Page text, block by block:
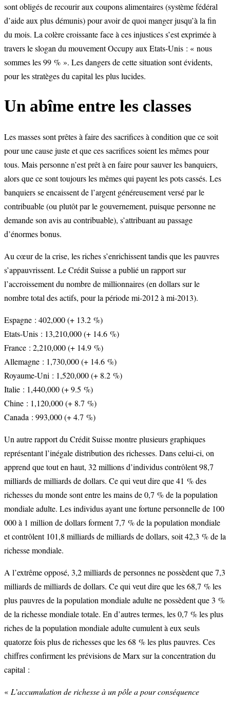
sont obligés de recourir aux coupons alimentaires (système fédéral
d’aide aux plus démunis) pour avoir de quoi manger jusqu’à la fin
du mois. La colère croissante face à ces injustices s’est exprimée à
travers le slogan du mouvement Occupy aux Etats-Unis : « nous
sommes les 99 % ». Les dangers de cette situation sont évidents,
pour les stratèges du capital les plus lucides.
Un abîme entre les classes
Les masses sont prêtes à faire des sacrifices à condition que ce soit
pour une cause juste et que ces sacrifices soient les mêmes pour
tous. Mais personne n’est prêt à en faire pour sauver les banquiers,
alors que ce sont toujours les mêmes qui payent les pots cassés. Les
banquiers se encaissent de l’argent généreusement versé par le
contribuable (ou plutôt par le gouvernement, puisque personne ne
demande son avis au contribuable), s’attribuant au passage
d’énormes bonus.
Au cœur de la crise, les riches s’enrichissent tandis que les pauvres
s’appauvrissent. Le Crédit Suisse a publié un rapport sur
l’accroissement du nombre de millionnaires (en dollars sur le
nombre total des actifs, pour la période mi-2012 à mi-2013).
Espagne : 402,000 (+ 13.2 %)
Etats-Unis : 13,210,000 (+ 14.6 %)
France : 2,210,000 (+ 14.9 %)
Allemagne : 1,730,000 (+ 14.6 %)
Royaume-Uni : 1,520,000 (+ 8.2 %)
Italie : 1,440,000 (+ 9.5 %)
Chine : 1,120,000 (+ 8.7 %)
Canada : 993,000 (+ 4.7 %)
Un autre rapport du Crédit Suisse montre plusieurs graphiques
représentant l’inégale distribution des richesses. Dans celui-ci, on
apprend que tout en haut, 32 millions d’individus contrôlent 98,7
milliards de milliards de dollars. Ce qui veut dire que 41 % des
richesses du monde sont entre les mains de 0,7 % de la population
mondiale adulte. Les individus ayant une fortune personnelle de 100
000 à 1 million de dollars forment 7,7 % de la population mondiale
et contrôlent 101,8 milliards de milliards de dollars, soit 42,3 % de la
richesse mondiale.
A l’extrême opposé, 3,2 milliards de personnes ne possèdent que 7,3
milliards de milliards de dollars. Ce qui veut dire que les 68,7 % les
plus pauvres de la population mondiale adulte ne possèdent que 3 %
de la richesse mondiale totale. En d’autres termes, les 0,7 % les plus
riches de la population mondiale adulte cumulent à eux seuls
quatorze fois plus de richesses que les 68 % les plus pauvres. Ces
chiffres confirment les prévisions de Marx sur la concentration du
capital :
« L’accumulation de richesse à un pôle a pour conséquence